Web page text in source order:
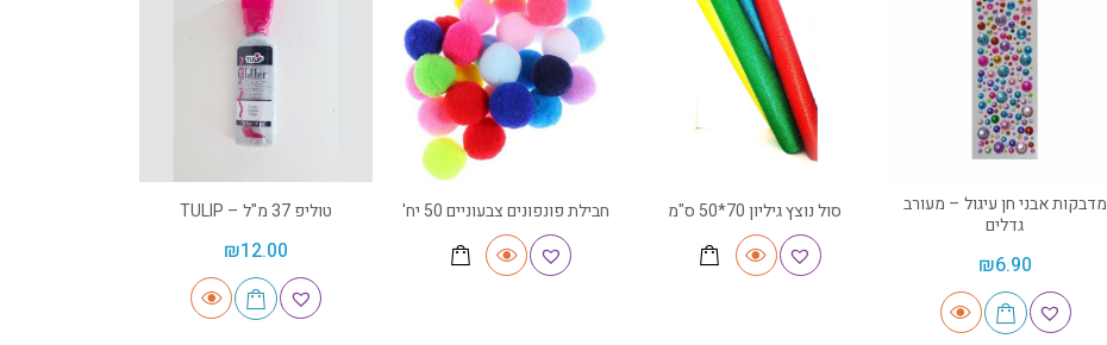
מדבקות אבני חן עיגול – מעורב
גדלים
₪6.90
סול נוצץ גיליון 70*50 ס"מ חבילת פונפונים צבעוניים 50 יח' טוליפ 37 מ"ל – TULIP
₪12.00